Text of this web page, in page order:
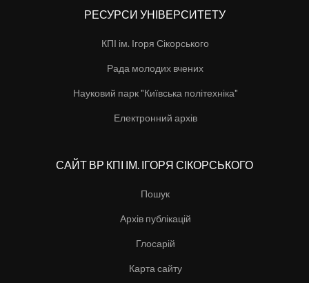
РЕСУРСИ УНІВЕРСИТЕТУ
КПІ ім. Ігоря Сікорського
Рада молодих вчених
Науковий парк "Київська політехніка"
Електронний архів
САЙТ ВР КПІ ІМ. ІГОРЯ СІКОРСЬКОГО
Пошук
Архів публікацій
Глосарій
Карта сайту